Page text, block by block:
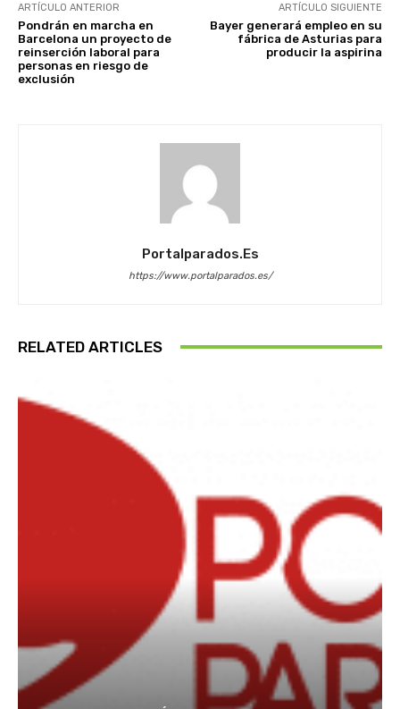
ARTÍCULO ANTERIOR
Pondrán en marcha en
Barcelona un proyecto de
reinserción laboral para
personas en riesgo de
exclusión
ARTÍCULO SIGUIENTE
Bayer generará empleo en su
fábrica de Asturias para
producir la aspirina
Portalparados.es
https://www.portalparados.es/
RELATED ARTICLES